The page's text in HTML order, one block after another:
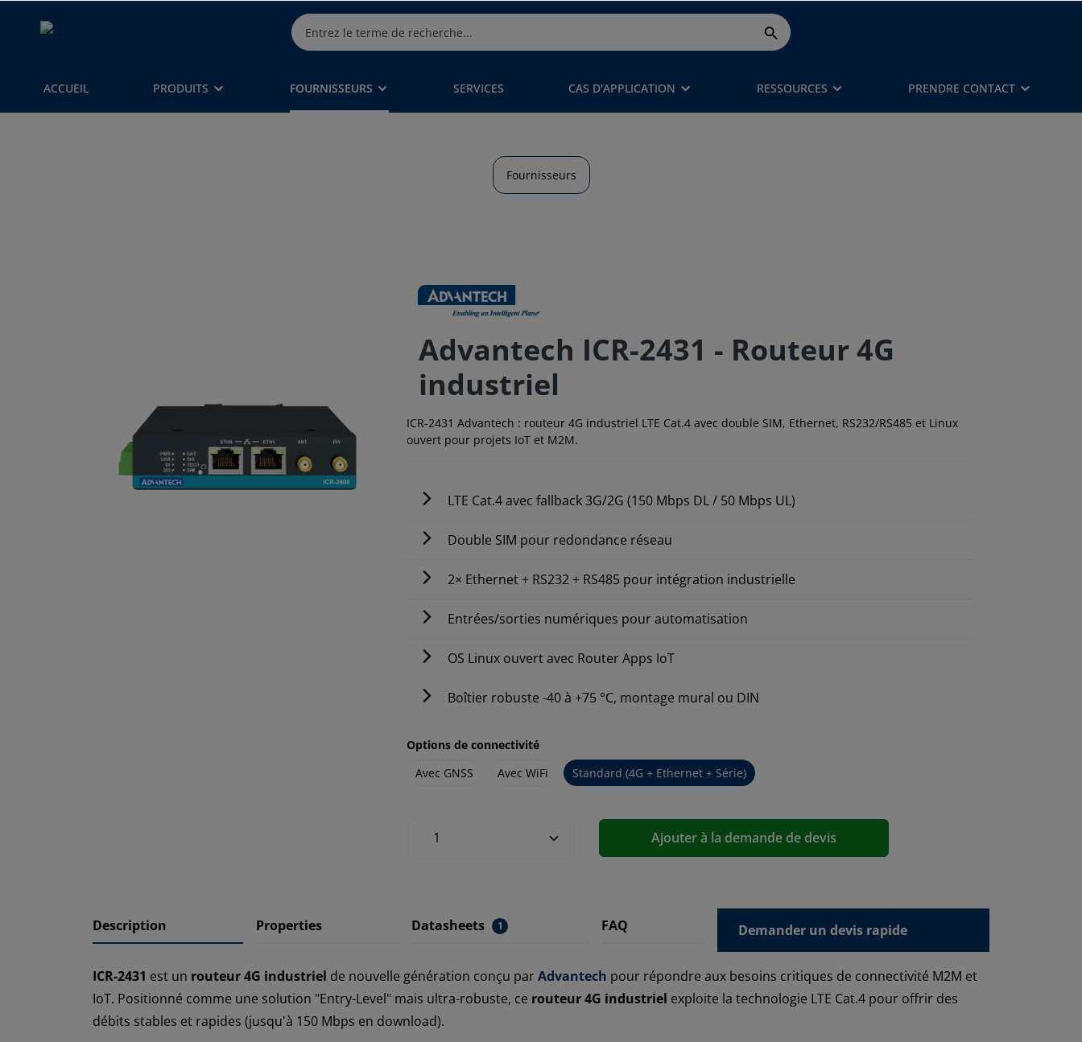
ACCUEIL PRODUITS FOURNISSEURS SERVICES CAS D'APPLICATION RESSOURCES PRENDRE CONTACT
Fournisseurs
Advantech ICR-2431 - Routeur 4G
industriel
ICR-2431 Advantech : routeur 4G industriel LTE Cat.4 avec double SIM, Ethernet, RS232/RS485 et Linux
ouvert pour projets IoT et M2M.
LTE Cat.4 avec fallback 3G/2G (150 Mbps DL / 50 Mbps UL)
Double SIM pour redondance réseau
2× Ethernet + RS232 + RS485 pour intégration industrielle
Entrées/sorties numériques pour automatisation
OS Linux ouvert avec Router Apps IoT
Boîtier robuste -40 à +75 °C, montage mural ou DIN
Options de connectivité
Avec GNSS
Avec WiFi Standard (4G + Ethernet + Série)
Ajouter à la demande de devis
Description Properties Datasheets 1 FAQ Demander un devis rapide
ICR-2431 est un routeur 4G industriel de nouvelle génération conçu parAdvantech pour répondre aux besoins critiques de connectivité M2M et
IoT. Positionné comme une solution "Entry-Level" mais ultra-robuste, ce routeur 4G industriel exploite la technologie LTE Cat.4 pour offrir des
débits stables et rapides (jusqu'à 150 Mbps en download).